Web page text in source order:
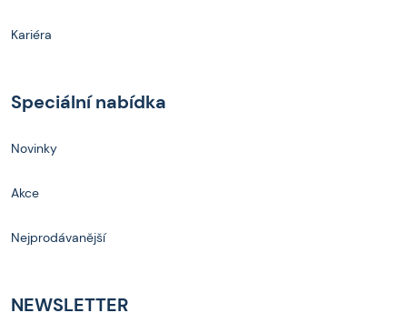
Kariéra
Speciální nabídka
Novinky
Akce
Nejprodávanější
NEWSLETTER